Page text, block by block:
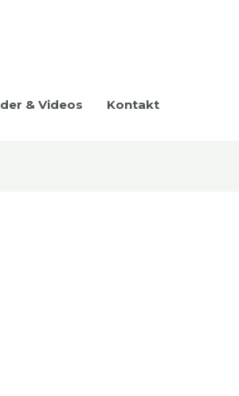
& Videos Kontakt